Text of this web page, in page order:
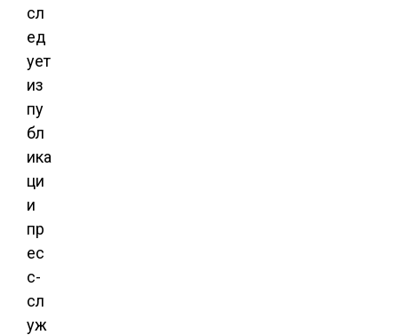
сл
ед
ует
из
пу
бл
ика
ци
и
пр
ес
с-
сл
уж